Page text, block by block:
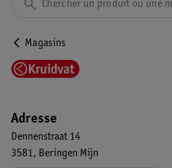
Magasins
Adresse
Dennenstraat 14
3581
Beringen Mijn